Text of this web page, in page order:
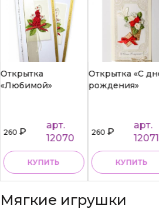
Открытка «С днем
рождения»
260₽
арт.
12071
КУПИТЬ
Открытка
«Поздравляю»
260₽
арт.
12072
КУПИТЬ
Мягкие игрушки